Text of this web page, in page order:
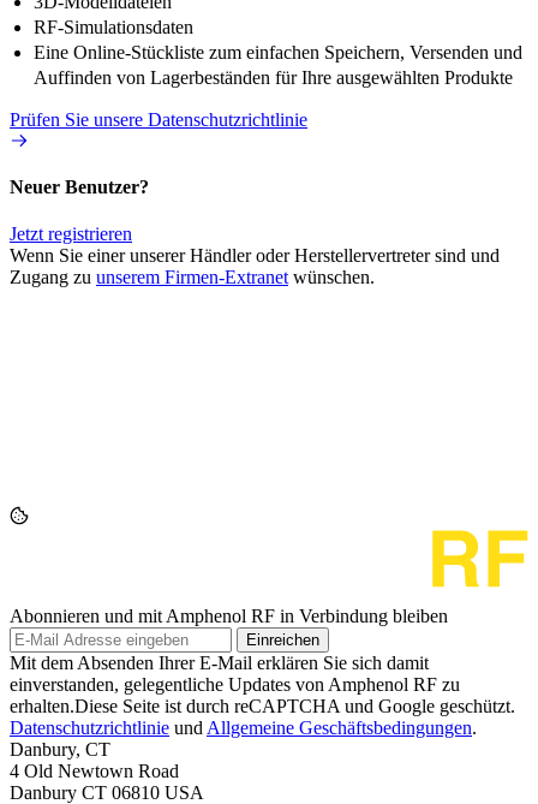
RF-Simulationsdaten
Eine Online-Stückliste zum einfachen Speichern, Versenden und
Auffinden von Lagerbeständen für Ihre ausgewählten Produkte
Prüfen Sie unsere Datenschutzrichtlinie
Neuer Benutzer?
Jetzt registrieren
Wenn Sie einer unserer Händler oder Herstellervertreter sind und
Zugang zu unserem Firmen-Extranet wünschen.
Abonnieren und mit Amphenol RF in Verbindung bleiben
Einreichen
Mit dem Absenden Ihrer E-Mail erklären Sie sich damit
einverstanden, gelegentliche Updates von Amphenol RF zu
erhalten.Diese Seite ist durch reCAPTCHA und Google geschützt.
Datenschutzrichtlinie und Allgemeine Geschäftsbedingungen.
Danbury, CT
4 Old Newtown Road
Danbury CT 06810 USA